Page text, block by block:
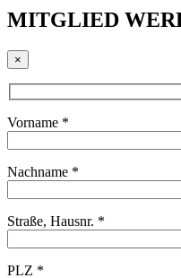
MITGLIED
×
Vorname *
Nachname *
Straße, Hausnr. *
PLZ *